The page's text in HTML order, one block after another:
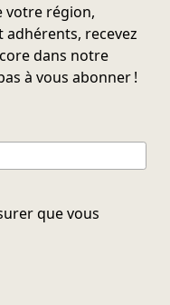
votre région,
adhérents, recevez
dans notre
à vous abonner !
que vous